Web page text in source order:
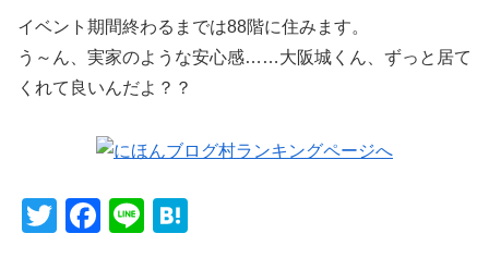
イベント期間終わるまでは88階に住みます。
う～ん、実家のような安心感……大阪城くん、ずっと居て
くれて良いんだよ？？
T
F
Li